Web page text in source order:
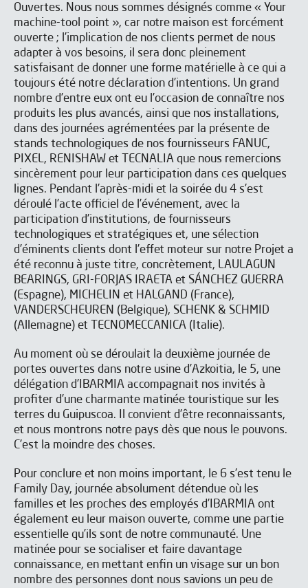
Ouvertes. Nous nous sommes désignés comme « Your
machine-tool point », car notre maison est forcément
ouverte ; l’implication de nos clients permet de nous
adapter à vos besoins, il sera donc pleinement
satisfaisant de donner une forme matérielle à ce qui a
toujours été notre déclaration d’intentions. Un grand
nombre d’entre eux ont eu l’occasion de connaître nos
produits les plus avancés, ainsi que nos installations,
dans des journées agrémentées par la présente de
stands technologiques de nos fournisseurs FANUC,
PIXEL, RENISHAW et TECNALIA que nous remercions
sincèrement pour leur participation dans ces quelques
lignes. Pendant l’après-midi et la soirée du 4 s’est
déroulé l’acte officiel de l’événement, avec la
participation d’institutions, de fournisseurs
technologiques et stratégiques et, une sélection
d’éminents clients dont l’effet moteur sur notre Projet a
été reconnu à juste titre, concrètement, LAULAGUN
BEARINGS, GRI-FORJAS IRAETA et SÁNCHEZ GUERRA
(Espagne), MICHELIN et HALGAND (France),
VANDERSCHEUREN (Belgique), SCHENK & SCHMID
(Allemagne) et TECNOMECCANICA (Italie).
Au moment où se déroulait la deuxième journée de
portes ouvertes dans notre usine d’Azkoitia, le 5, une
délégation d’IBARMIA accompagnait nos invités à
profiter d’une charmante matinée touristique sur les
terres du Guipuscoa. Il convient d’être reconnaissants,
et nous montrons notre pays dès que nous le pouvons.
C’est la moindre des choses.
Pour conclure et non moins important, le 6 s’est tenu le
Family Day, journée absolument détendue où les
familles et les proches des employés d’IBARMIA ont
également eu leur maison ouverte, comme une partie
essentielle qu’ils sont de notre communauté. Une
matinée pour se socialiser et faire davantage
connaissance, en mettant enfin un visage sur un bon
nombre des personnes dont nous savions un peu de
ENVOYER